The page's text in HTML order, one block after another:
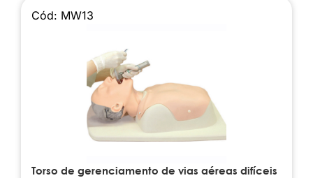
Cód: MW13
Torso de gerenciamento de vias aéreas difíceis